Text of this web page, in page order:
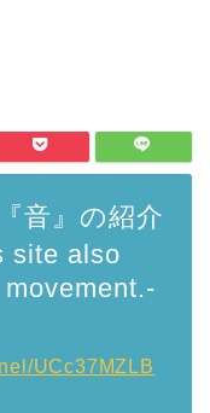
音』の紹介
site also
UCc37MZLB